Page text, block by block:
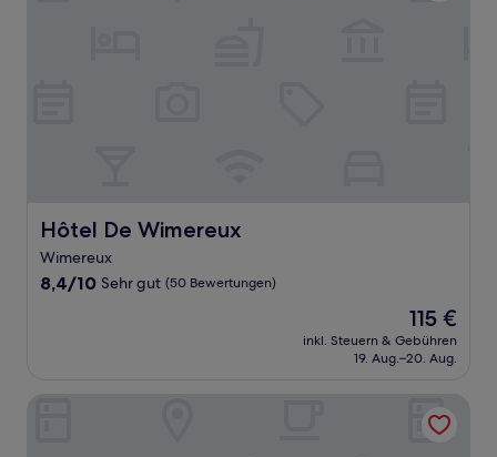
Hôtel De Wimereux
Hôtel De Wimereux
Wimereux
8.4
Bewertungen)
8,4/10 Sehr gut (50 Bewertungen)
Der
Preis
beträgt
115 €
inkl. Steuern & Gebühren
19. Aug.–20. Aug.